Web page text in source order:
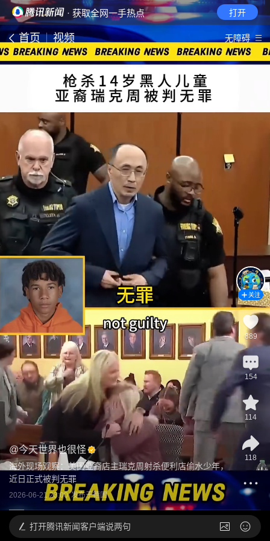
· 获取全网一手热点 打开
首页 视频 无障碍
@今天世界也很怪
海外现场观察：美国亚裔店主瑞克周射杀便利店偷水少年，
近日正式被判无罪
2026-06-21 23:00 发布于德国
关注
889
154
114
118
打开腾讯新闻客户端说两句